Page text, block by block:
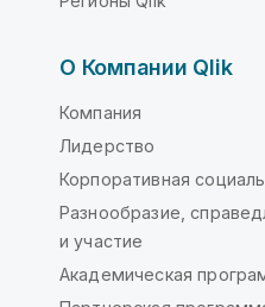
О Компании Qlik
Компания
Лидерство
Корпоративная
Разнообразие,
и участие
Академическая